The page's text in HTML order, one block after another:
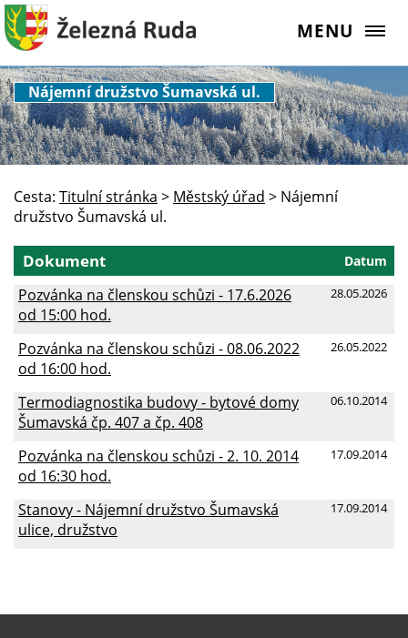
MENU
Nájemní družstvo Šumavská ul.
Cesta: Titulní stránka > Městský úřad > Nájemní
družstvo Šumavská ul.
Datum
Dokument
28.05.2026
Pozvánka na členskou schůzi - 17.6.2026
od 15:00 hod.
26.05.2022
Pozvánka na členskou schůzi - 08.06.2022
od 16:00 hod.
06.10.2014
Termodiagnostika budovy - bytové domy
Šumavská čp. 407 a čp. 408
17.09.2014
Pozvánka na členskou schůzi - 2. 10. 2014
od 16:30 hod.
17.09.2014
Stanovy - Nájemní družstvo Šumavská
ulice, družstvo